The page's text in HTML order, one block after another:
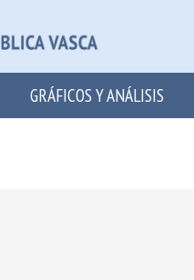
GRÁFICOS Y ANÁLISIS